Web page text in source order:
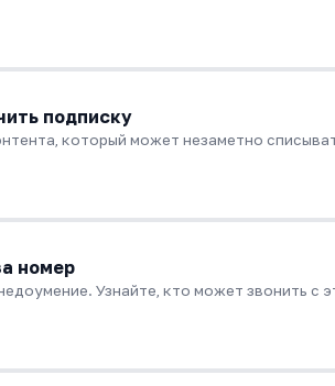
подписку
который может незаметно
номер
Узнайте, кто может звонить с